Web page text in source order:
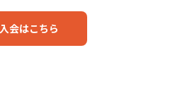
入会はこちら